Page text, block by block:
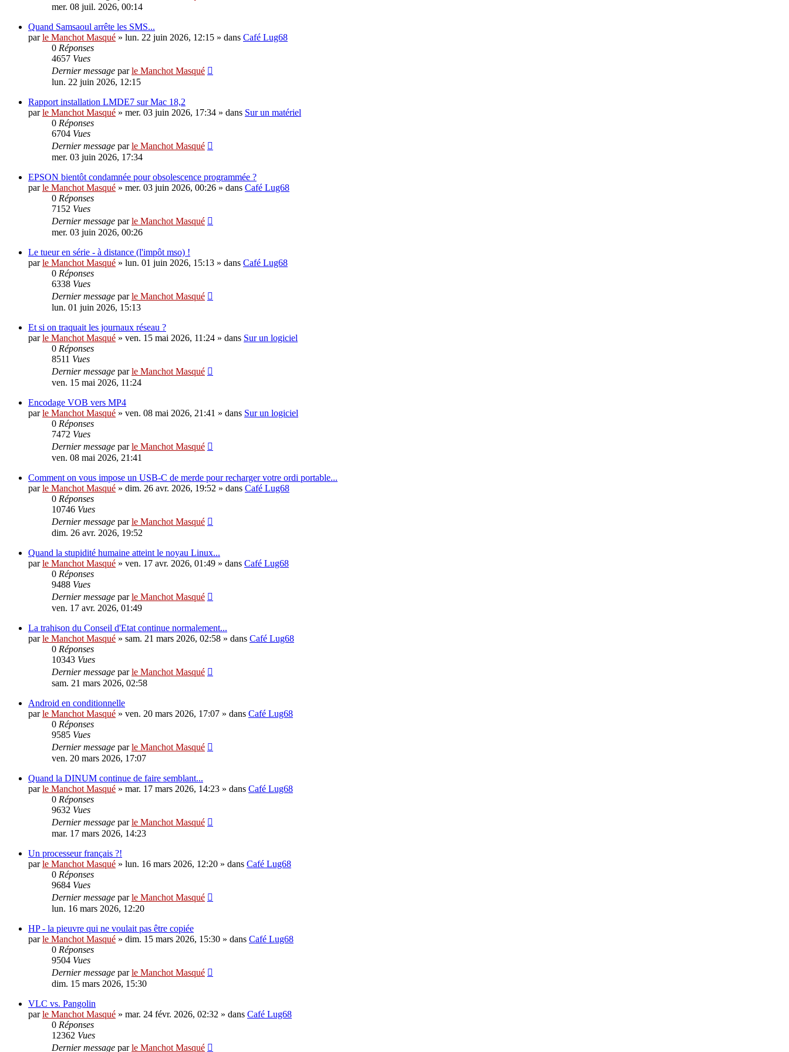
mer. 08 juil. 2026, 00:14
Quand Samsaoul arrête les SMS...
parle Manchot Masqué » lun. 22 juin 2026, 12:15 » dans Café Lug68
0 Réponses
4657 Vues
Dernier message parle Manchot Masqué
lun. 22 juin 2026, 12:15
Rapport installation LMDE7 sur Mac 18,2
parle Manchot Masqué » mer. 03 juin 2026, 17:34 » dans Sur un matériel
0 Réponses
6704 Vues
Dernier message parle Manchot Masqué
mer. 03 juin 2026, 17:34
EPSON bientôt condamnée pour obsolescence programmée ?
parle Manchot Masqué » mer. 03 juin 2026, 00:26 » dans Café Lug68
0 Réponses
7152 Vues
Dernier message parle Manchot Masqué
mer. 03 juin 2026, 00:26
Le tueur en série - à distance (l'impôt mso) !
parle Manchot Masqué » lun. 01 juin 2026, 15:13 » dans Café Lug68
0 Réponses
6338 Vues
Dernier message parle Manchot Masqué
lun. 01 juin 2026, 15:13
Et si on traquait les journaux réseau ?
parle Manchot Masqué » ven. 15 mai 2026, 11:24 » dans Sur un logiciel
0 Réponses
8511 Vues
Dernier message parle Manchot Masqué
ven. 15 mai 2026, 11:24
Encodage VOB vers MP4
parle Manchot Masqué » ven. 08 mai 2026, 21:41 » dans Sur un logiciel
0 Réponses
7472 Vues
Dernier message parle Manchot Masqué
ven. 08 mai 2026, 21:41
Comment on vous impose un USB-C de merde pour recharger votre ordi portable...
parle Manchot Masqué » dim. 26 avr. 2026, 19:52 » dans Café Lug68
0 Réponses
10746 Vues
Dernier message parle Manchot Masqué
dim. 26 avr. 2026, 19:52
Quand la stupidité humaine atteint le noyau Linux...
parle Manchot Masqué » ven. 17 avr. 2026, 01:49 » dans Café Lug68
0 Réponses
9488 Vues
Dernier message parle Manchot Masqué
ven. 17 avr. 2026, 01:49
La trahison du Conseil d'Etat continue normalement...
parle Manchot Masqué » sam. 21 mars 2026, 02:58 » dans Café Lug68
0 Réponses
10343 Vues
Dernier message parle Manchot Masqué
sam. 21 mars 2026, 02:58
Android en conditionnelle
parle Manchot Masqué » ven. 20 mars 2026, 17:07 » dans Café Lug68
0 Réponses
9585 Vues
Dernier message parle Manchot Masqué
ven. 20 mars 2026, 17:07
Quand la DINUM continue de faire semblant...
parle Manchot Masqué » mar. 17 mars 2026, 14:23 » dans Café Lug68
0 Réponses
9632 Vues
Dernier message parle Manchot Masqué
mar. 17 mars 2026, 14:23
Un processeur français ?!
parle Manchot Masqué » lun. 16 mars 2026, 12:20 » dans Café Lug68
0 Réponses
9684 Vues
Dernier message parle Manchot Masqué
lun. 16 mars 2026, 12:20
HP - la pieuvre qui ne voulait pas être copiée
parle Manchot Masqué » dim. 15 mars 2026, 15:30 » dans Café Lug68
0 Réponses
9504 Vues
Dernier message parle Manchot Masqué
dim. 15 mars 2026, 15:30
VLC vs. Pangolin
parle Manchot Masqué » mar. 24 févr. 2026, 02:32 » dans Café Lug68
0 Réponses
12362 Vues
Dernier message parle Manchot Masqué